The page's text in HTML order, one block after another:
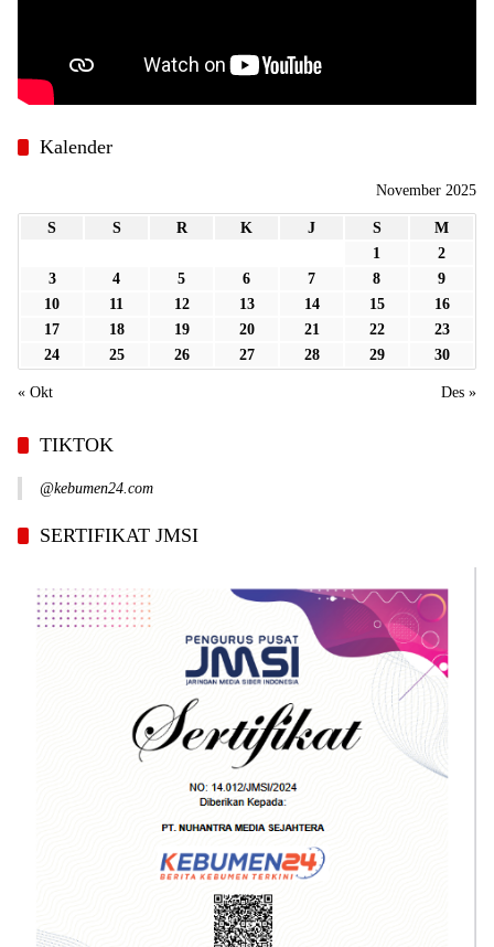
Kalender
November 2025
S S R K J S
M
1
2
3
4 5 6 7 8
9
10
11 12 13 14 15
16
17
18 19 20 21 22
23
24
25 26 27 28 29 30
« Okt Des »
TIKTOK
@kebumen24.com
SERTIFIKAT JMSI